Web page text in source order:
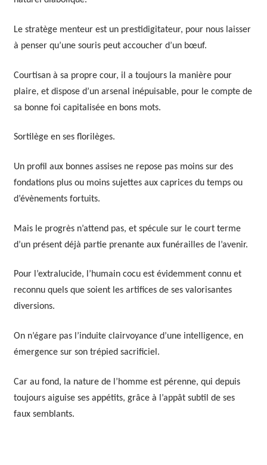
Le stratège menteur est un prestidigitateur, pour nous laisser
à penser qu’une souris peut accoucher d’un bœuf.
Courtisan à sa propre cour, il a toujours la manière pour
plaire, et dispose d’un arsenal inépuisable, pour le compte de
sa bonne foi capitalisée en bons mots.
Sortilège en ses florilèges.
Un profil aux bonnes assises ne repose pas moins sur des
fondations plus ou moins sujettes aux caprices du temps ou
d’évènements fortuits.
Mais le progrès n’attend pas, et spécule sur le court terme
d’un présent déjà partie prenante aux funérailles de l’avenir.
Pour l’extralucide, l’humain cocu est évidemment connu et
reconnu quels que soient les artifices de ses valorisantes
diversions.
On n’égare pas l’induite clairvoyance d’une intelligence, en
émergence sur son trépied sacrificiel.
Car au fond, la nature de l’homme est pérenne, qui depuis
toujours aiguise ses appétits, grâce à l’appât subtil de ses
faux semblants.